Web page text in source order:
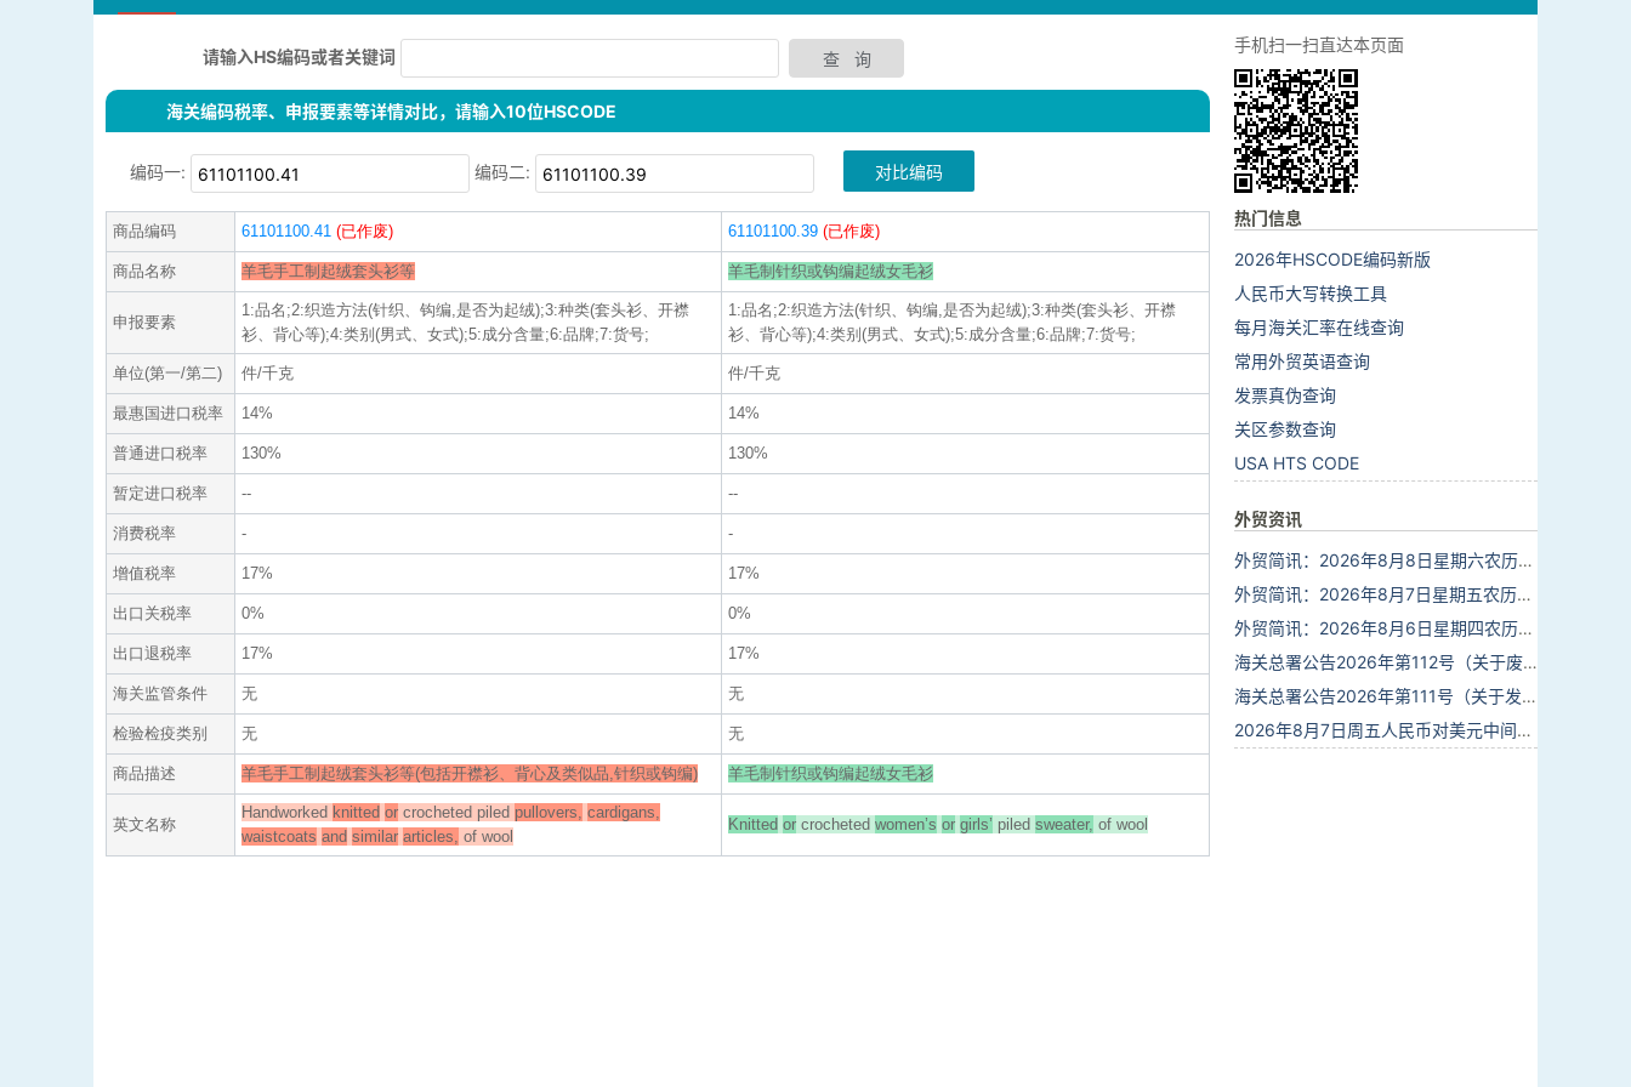
请输入HS编码或者关键词
海关编码税率、申报要素等详情对比，请输入10位HSCODE
编码一: 编码二: 对比编码
商品编码 61101100.41 (已作废) 61101100.39 (已作废)
商品名称 羊毛手工制起绒套头衫等 羊毛制针织或钩编起绒女毛衫
申报要素
1:品名;2:织造方法(针织、钩编,是否为起绒);3:种类(套头衫、开襟
衫、背心等);4:类别(男式、女式);5:成分含量;6:品牌;7:货号;
1:品名;2:织造方法(针织、钩编,是否为起绒);3:种类(套头衫、开襟
衫、背心等);4:类别(男式、女式);5:成分含量;6:品牌;7:货号;
单位(第一/第二) 件/千克 件/千克
最惠国进口税率 14% 14%
普通进口税率 130% 130%
暂定进口税率 -- --
消费税率 - -
增值税率 17% 17%
出口关税率 0% 0%
出口退税率 17% 17%
海关监管条件 无 无
检验检疫类别 无 无
商品描述 羊毛手工制起绒套头衫等(包括开襟衫、背心及类似品,针织或钩编) 羊毛制针织或钩编起绒女毛衫
英文名称
Handworked knitted or crocheted piled pullovers, cardigans,
waistcoats and similar articles, of wool
Knitted or crocheted women’s or girls’ piled sweater, of wool
手机扫一扫直达本页面
热门信息
2026年HSCODE编码新版
人民币大写转换工具
每月海关汇率在线查询
常用外贸英语查询
发票真伪查询
关区参数查询
USA HTS CODE
外贸资讯
外贸简讯：2026年8月8日星期六农历六月廿六
外贸简讯：2026年8月7日星期五农历六月廿五
外贸简讯：2026年8月6日星期四农历六月廿四
海关总署公告2026年第112号（关于废止部分卫生检疫类规范性文件的公告）
海关总署公告2026年第111号（关于发布《进出境动植物检疫处理监督管理工作规定》《进出境卫生处理监督管理工作规定》的公告）
2026年8月7日周五人民币对美元中间价报6.7904调贬9个基点